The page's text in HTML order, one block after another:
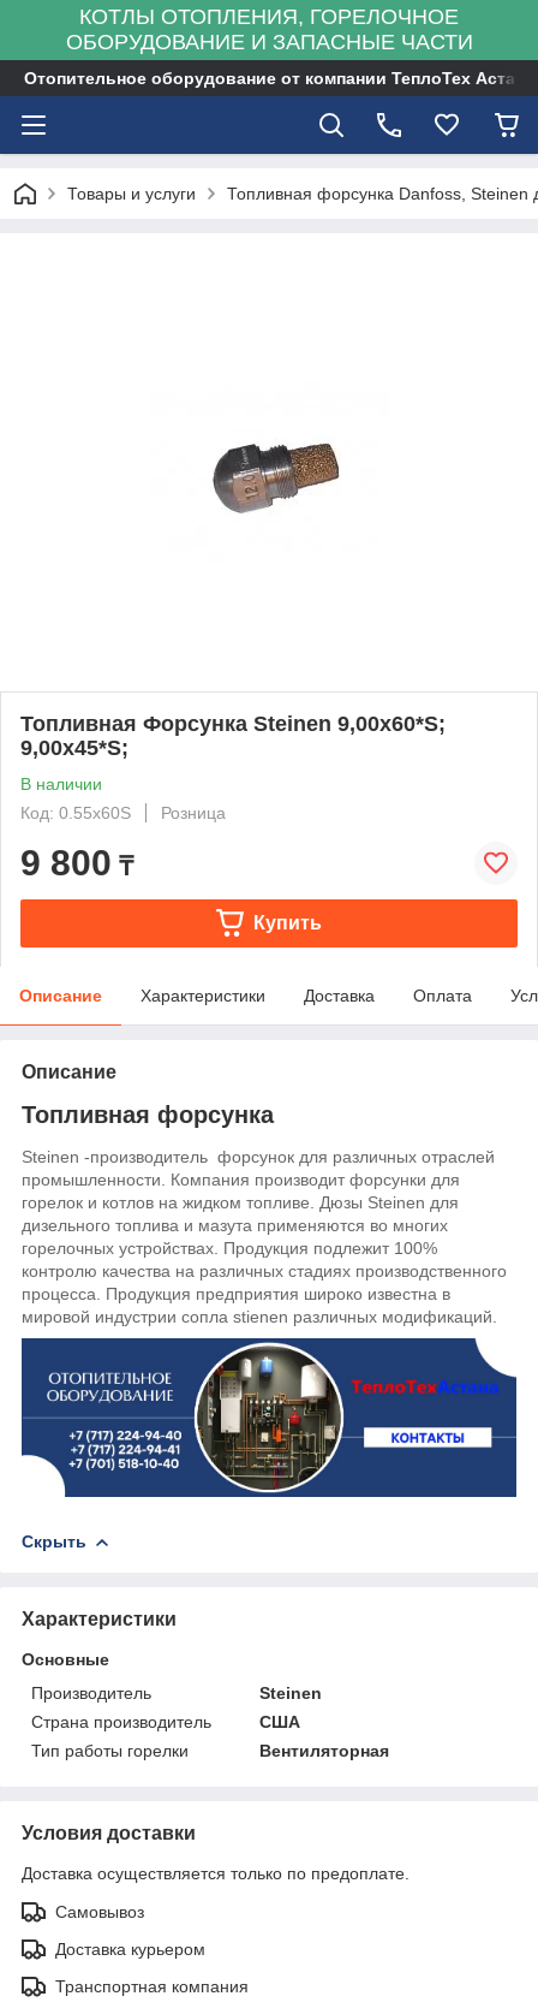
КОТЛЫ ОТОПЛЕНИЯ, ГОРЕЛОЧНОЕ
ОБОРУДОВАНИЕ И ЗАПАСНЫЕ ЧАСТИ
Отопительное оборудование от компании ТеплоТех Астана
Товары и услуги Топливная форсунка Danfoss, Steinen
Топливная Форсунка Steinen 9,00х60*S;
9,00х45*S;
В наличии
Код: 0.55x60S
Розница
9 800 ₸
Купить
Описание Характеристики Доставка Оплата
Описание
Топливная форсунка
Steinen -производитель форсунок для различных отраслей
промышленности. Компания производит форсунки для
горелок и котлов на жидком топливе. Дюзы Steinen для
дизельного топлива и мазута применяются во многих
горелочных устройствах. Продукция подлежит 100%
контролю качества на различных стадиях производственного
процесса. Продукция предприятия широко известна в
мировой индустрии сопла stienen различных модификаций.
Скрыть
Характеристики
Основные
Производитель
Steinen
Страна производитель
США
Тип работы горелки
Вентиляторная
Условия доставки
Доставка осуществляется только по предоплате.
Самовывоз
Доставка курьером
Транспортная компания